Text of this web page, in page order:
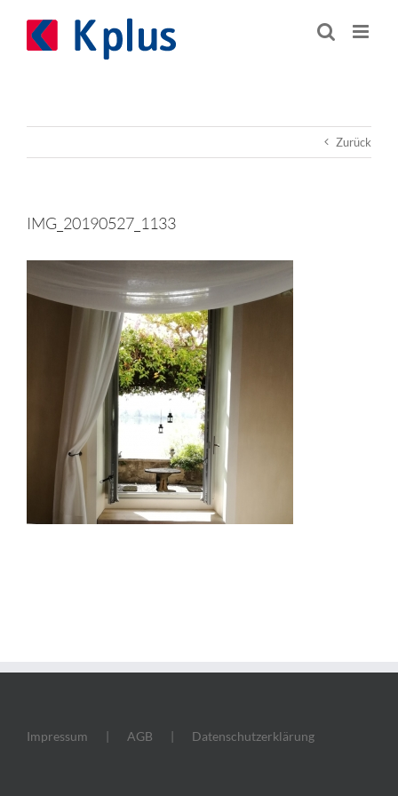
springen
Zurück
IMG_20190527_1133
Impressum AGB Datenschutzerklärung